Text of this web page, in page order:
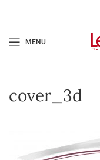
MENU
cover_3d